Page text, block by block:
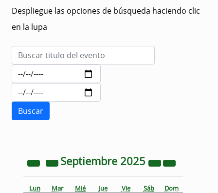
Despliegue las opciones de búsqueda haciendo clic
en la lupa
Septiembre 2025
Lun Mar Mié Jue Vie Sáb Dom